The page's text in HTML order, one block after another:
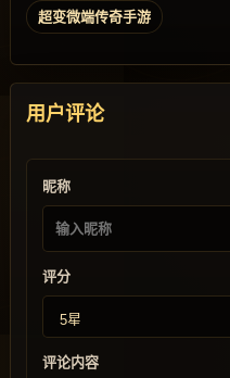
超变微端传奇手游
用户评论
昵称
评分
评论内容